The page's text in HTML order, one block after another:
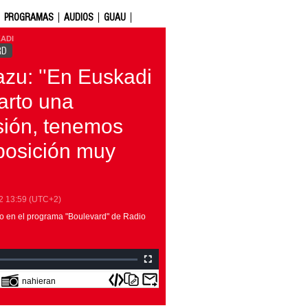
PROGRAMAS AUDIOS GUAU
''En Euskadi
una
tenemos
muy
13:59 (UTC+2)
en el programa "Boulevard" de Radio
nahieran